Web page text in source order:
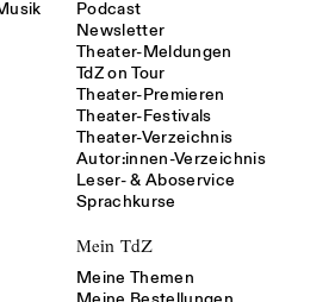
Podcast
Newsletter
Theater-Meldungen
TdZ on Tour
Theater-Premieren
Theater-Festivals
Theater-Verzeichnis
Autor:innen-Verzeichnis
Leser- & Aboservice
Sprachkurse
Mein TdZ
Meine Themen